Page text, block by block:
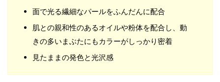
面で光る繊細なパールをふんだんに配合
肌との親和性のあるオイルや粉体を配合し、動
きの多いまぶたにもカラーがしっかり密着
見たままの発色と光沢感